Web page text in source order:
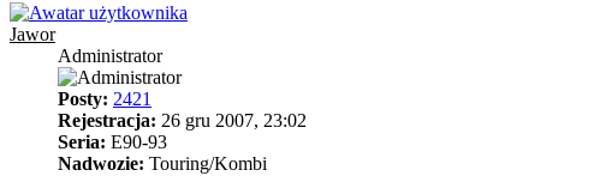
Jawor
Administrator
Posty: 2421
Rejestracja: 26 gru 2007, 23:02
Seria: E90-93
Nadwozie: Touring/Kombi